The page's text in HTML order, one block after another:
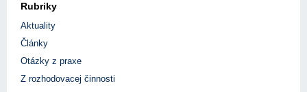
Rubriky
Aktuality
Články
Otázky z praxe
Z rozhodovacej činnosti